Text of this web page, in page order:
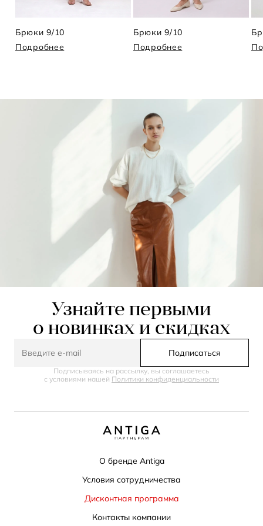
Брюки 9/10
Подробнее
Брюки 9/10
Подробнее
Узнайте первыми
о новинках и скидках
Подписаться
Подписываясь на рассылку, вы соглашаетесь
с условиями нашей Политики конфиденциальности
О бренде Antiga
Условия сотрудничества
Дисконтная программа
Контакты компании